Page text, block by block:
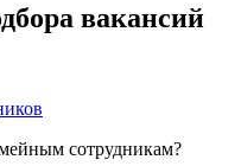
вакансий
сотрудникам?